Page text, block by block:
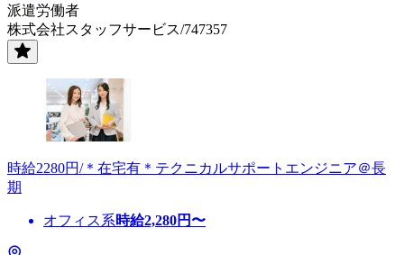
派遣労働者
株式会社スタッフサービス/747357
時給2280円/＊在宅有＊テクニカルサポートエンジニア＠長
期
オフィス系時給2,280円〜